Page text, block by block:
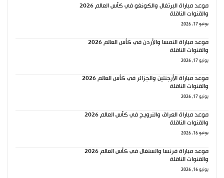
موعد مباراة البرتغال والكونغو في كأس العالم 2026
والقنوات الناقلة
يونيو 17, 2026
موعد مباراة النمسا والأردن في كأس العالم 2026
والقنوات الناقلة
يونيو 17, 2026
موعد مباراة الأرجنتين والجزائر في كأس العالم 2026
والقنوات الناقلة
يونيو 17, 2026
موعد مباراة العراق والنرويج في كأس العالم 2026
والقنوات الناقلة
يونيو 16, 2026
موعد مباراة فرنسا والسنغال في كأس العالم 2026
والقنوات الناقلة
يونيو 16, 2026